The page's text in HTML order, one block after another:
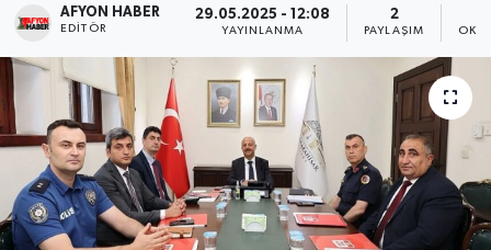
AFYON HABER
EDITÖR
29.05.2025 - 12:08
YAYINLANMA
2
PAYLAŞIM
Etkinlikler